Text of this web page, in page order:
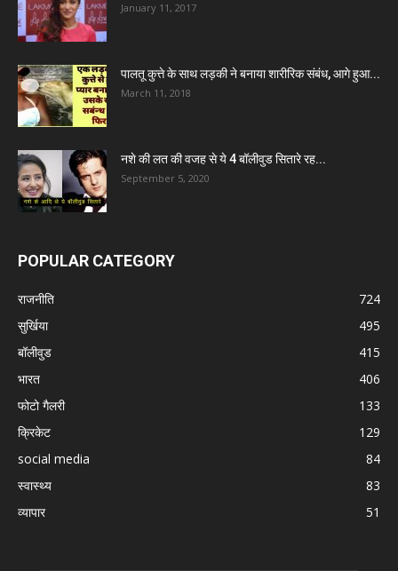
January 11, 2017
पालतू कुत्ते के साथ लड़की ने बनाया शारीरिक संबंध, आगे हुआ...
March 11, 2018
नशे की लत की वजह से ये 4 बॉलीवुड सितारे रह...
September 5, 2020
POPULAR CATEGORY
राजनीति
724
सुर्खिया
495
बॉलीवुड
415
भारत
406
फोटो गैलरी
133
क्रिकेट
129
social media
84
स्वास्थ्य
83
व्यापार
51